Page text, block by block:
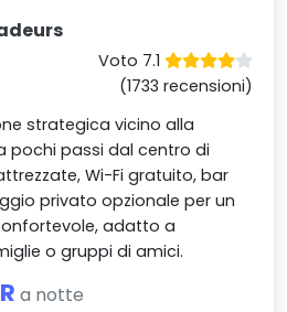
Voto 7.1
(1733 recensioni)
strategica vicino alla
pochi passi dal centro di
Wi-Fi gratuito, bar
privato opzionale per un
adatto a
o gruppi di amici.
a notte